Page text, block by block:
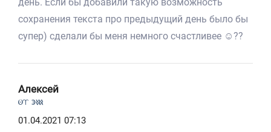
сохранения текста про предыдущий день было бы
супер) сделали бы меня немного счастливее ☺️??
Алексей
Aa Bk
01.04.2021 07:13